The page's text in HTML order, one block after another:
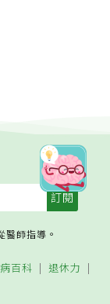
醫師指導。
百科
退休力